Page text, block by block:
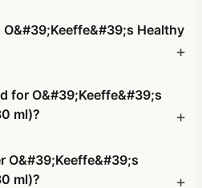
Healthy
for O&#39;Keeffe&#39;s
ml)?
O&#39;Keeffe&#39;s
ml)?